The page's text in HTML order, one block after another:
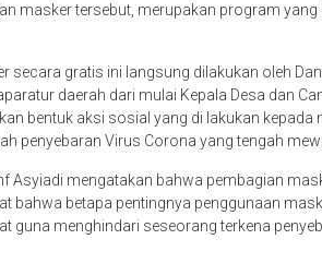
masker tersebut, merupakan program
secara gratis ini langsung dilakukan oleh
daerah dari mulai Kepala Desa dan
bentuk aksi sosial yang di lakukan
penyebaran Virus Corona yang tengah
Asyiadi mengatakan bahwa pembagian
bahwa betapa pentingnya penggunaan
guna menghindari seseorang terkena